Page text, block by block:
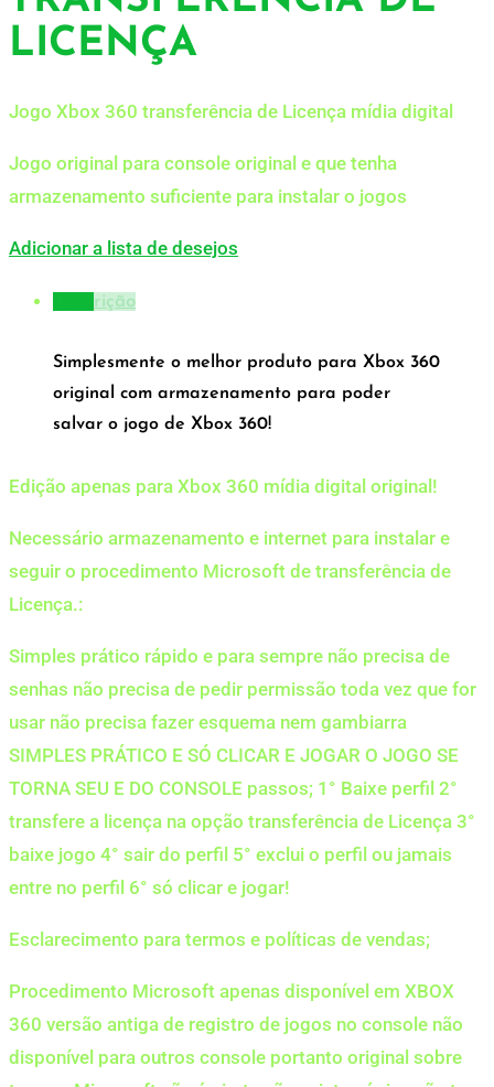
LICENÇA
Jogo Xbox 360 transferência de Licença mídia digital
Jogo original para console original e que tenha
armazenamento suficiente para instalar o jogos
Adicionar a lista de desejos
Descrição
Simplesmente o melhor produto para Xbox 360
original com armazenamento para poder
salvar o jogo de Xbox 360!
Edição apenas para Xbox 360 mídia digital original!
Necessário armazenamento e internet para instalar e
seguir o procedimento Microsoft de transferência de
Licença.:
Simples prático rápido e para sempre não precisa de
senhas não precisa de pedir permissão toda vez que for
usar não precisa fazer esquema nem gambiarra
SIMPLES PRÁTICO E SÓ CLICAR E JOGAR O JOGO SE
TORNA SEU E DO CONSOLE passos; 1° Baixe perfil 2°
transfere a licença na opção transferência de Licença 3°
baixe jogo 4° sair do perfil 5° exclui o perfil ou jamais
entre no perfil 6° só clicar e jogar!
Esclarecimento para termos e políticas de vendas;
Procedimento Microsoft apenas disponível em XBOX
360 versão antiga de registro de jogos no console não
disponível para outros console portanto original sobre